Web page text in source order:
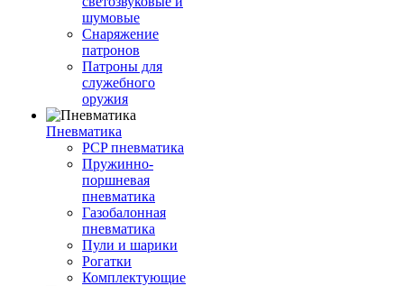
шумовые
Снаряжение
патронов
Патроны для
служебного
оружия
Пневматика
PCP пневматика
Пружинно-
поршневая
пневматика
Газобалонная
пневматика
Пули и шарики
Рогатки
Комплектующие